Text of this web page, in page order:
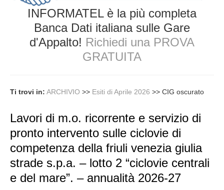
Città
Settore
Ente
INFORMATEL è la più completa
Banca Dati italiana sulle Gare
d'Appalto! Richiedi una PROVA
GRATUITA
Ti trovi in: ARCHIVIO >> Esiti di Aprile 2026 >> CIG oscurato
Lavori di m.o. ricorrente e servizio di
pronto intervento sulle ciclovie di
competenza della friuli venezia giulia
strade s.p.a. – lotto 2 “ciclovie centrali
e del mare”. – annualità 2026-27